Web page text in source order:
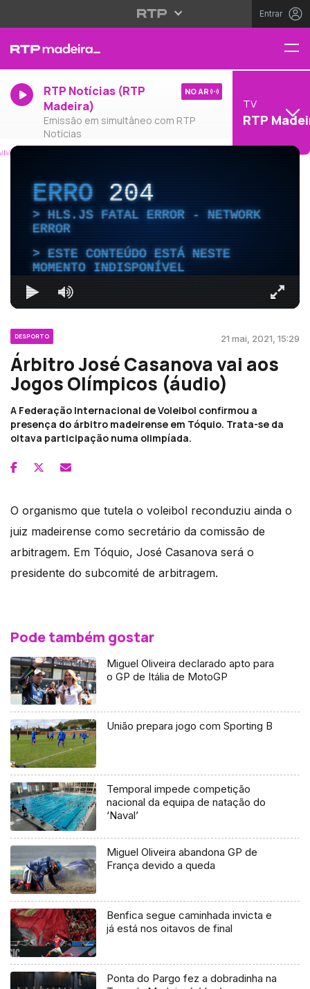
Entrar
RTP Notícias (RTP
Madeira)
Emissão em simultâneo com RTP
Notícias
NO AR
TV
RTP
ERRO204
HLS.JS FATAL ERROR - NETWORK
ERROR
ESTE CONTEÚDO ESTÁ NESTE
MOMENTO INDISPONÍVEL
DESPORTO 21 mai, 2021, 15:29
Árbitro José Casanova vai aos
Jogos Olímpicos (áudio)
A Federação Internacional de Voleibol confirmou a
presença do árbitro madeirense em Tóquio. Trata-se da
oitava participação numa olimpíada.
O organismo que tutela o voleibol reconduziu ainda o
juiz madeirense como secretário da comissão de
arbitragem. Em Tóquio, José Casanova será o
presidente do subcomité de arbitragem.
Pode também gostar
Miguel Oliveira declarado apto para
o GP de Itália de MotoGP
União prepara jogo com Sporting B
Temporal impede competição
nacional da equipa de natação do
‘Naval’
Miguel Oliveira abandona GP de
França devido a queda
Benfica segue caminhada invicta e
já está nos oitavos de final
Ponta do Pargo fez a dobradinha na